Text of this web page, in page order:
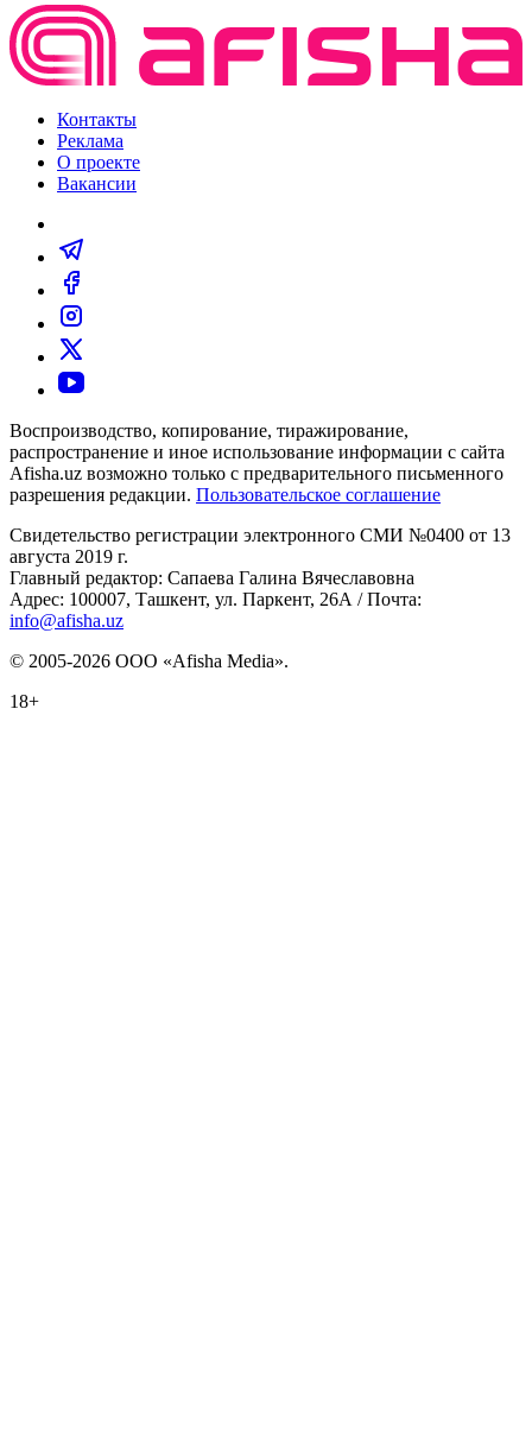
Контакты
Реклама
О проекте
Вакансии
Воспроизводство, копирование, тиражирование,
распространение и иное использование информации с сайта
Afisha.uz возможно только с предварительного письменного
разрешения редакции. Пользовательское соглашение
Свидетельство регистрации электронного СМИ №0400 от 13
августа 2019 г.
Главный редактор: Сапаева Галина Вячеславовна
Адрес: 100007, Ташкент, ул. Паркент, 26А / Почта:
info@afisha.uz
© 2005-2026 ООО «Afisha Media».
18+